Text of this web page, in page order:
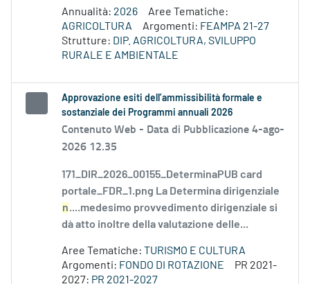
Annualità: 2026
Aree Tematiche:
AGRICOLTURA
Argomenti: FEAMPA 21-27
Strutture: DIP. AGRICOLTURA, SVILUPPO
RURALE E AMBIENTALE
Approvazione esiti dell’ammissibilità formale e
sostanziale dei Programmi annuali 2026
Contenuto Web - Data di Pubblicazione 4-ago-
2026 12.35
171_DIR_2026_00155_DeterminaPUB card
portale_FDR_1.png La Determina dirigenziale
n....medesimo provvedimento dirigenziale si
dà atto inoltre della valutazione delle...
Aree Tematiche: TURISMO E CULTURA
Argomenti: FONDO DI ROTAZIONE
PR 2021-
2027: PR 2021-2027